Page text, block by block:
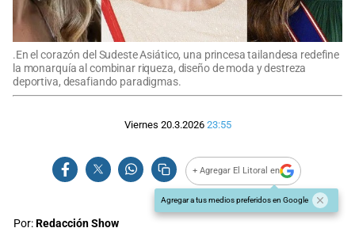
.En el corazón del Sudeste Asiático, una princesa tailandesa redefine
la monarquía al combinar riqueza, diseño de moda y destreza
deportiva, desafiando paradigmas.
Viernes 20.3.2026 23:55
+ Agregar El Litoral en
Agregar a tus medios preferidos en Google
Por:Redacción Show